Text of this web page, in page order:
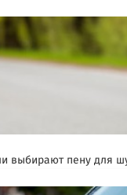
выбирают пену для